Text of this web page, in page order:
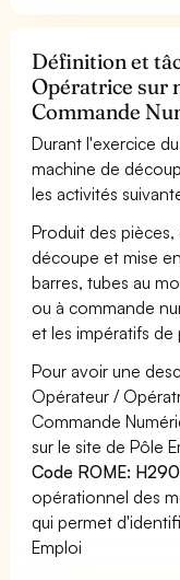
Définition et
Opératrice sur
Commande
Durant l'exercice
machine de
les activités
Produit des
découpe et mise
barres, tubes au
ou à commande
et les impératifs de
Pour avoir une
Opérateur /
Commande
sur le site de Pôle
Code ROME:
opérationnel des
qui permet
Emploi